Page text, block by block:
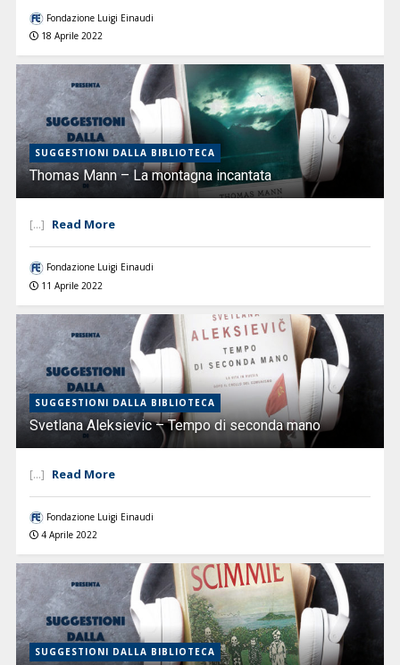
Fondazione Luigi Einaudi
18 Aprile 2022
SUGGESTIONI DALLA BIBLIOTECA
Thomas Mann – La montagna incantata
[...] Read More
Fondazione Luigi Einaudi
11 Aprile 2022
SUGGESTIONI DALLA BIBLIOTECA
Svetlana Aleksievic – Tempo di seconda mano
[...] Read More
Fondazione Luigi Einaudi
4 Aprile 2022
SUGGESTIONI DALLA BIBLIOTECA